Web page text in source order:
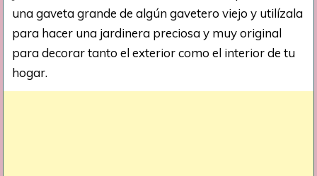
una gaveta grande de algún gavetero viejo y utilízala
para hacer una jardinera preciosa y muy original
para decorar tanto el exterior como el interior de tu
hogar.